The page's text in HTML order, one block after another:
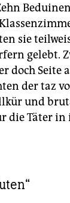
sie
gelebt.
doch Seite
der taz
und
die Täter